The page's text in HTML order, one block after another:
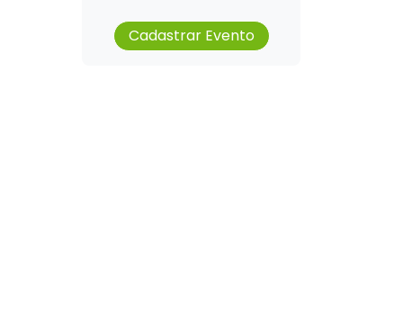
Cadastrar Evento